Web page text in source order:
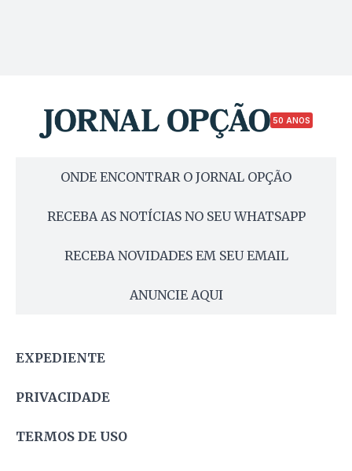
50 ANOS
ONDE ENCONTRAR O JORNAL OPÇÃO
RECEBA AS NOTÍCIAS NO SEU WHATSAPP
RECEBA NOVIDADES EM SEU EMAIL
ANUNCIE AQUI
EXPEDIENTE
PRIVACIDADE
TERMOS DE USO